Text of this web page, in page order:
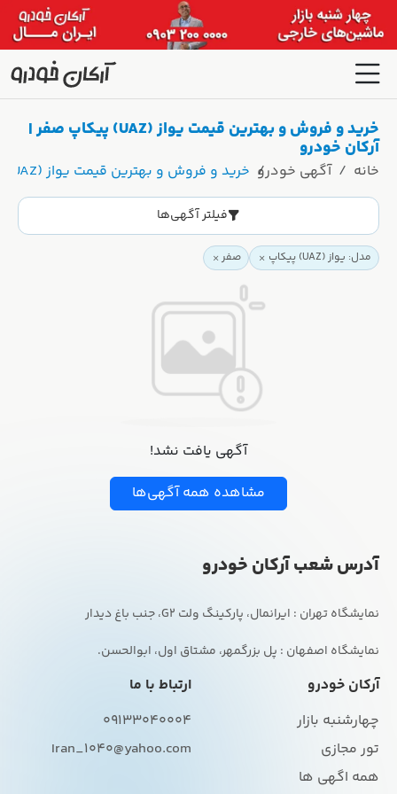
خرید و فروش و بهترین قیمت یواز (UAZ) پیکاپ صفر |
آرکان خودرو
خانه آگهی خودرو خرید و فروش و بهترین قیمت یواز (UAZ) پیکاپ صفر | آرکان خودرو
فیلتر آگهی‌ها
مدل: یواز (UAZ) پیکاپ صفر
آگهی یافت نشد!
مشاهده همه آگهی‌ها
آدرس شعب آرکان خودرو
نمایشگاه اصفهان : پل بزرگمهر، مشتاق اول، ابوالحسن.
آرکان خودرو
چهارشنبه بازار
تور مجازی
همه اگهی ها
ارتباط با ما
09133040004
Iran_1040@yahoo.com